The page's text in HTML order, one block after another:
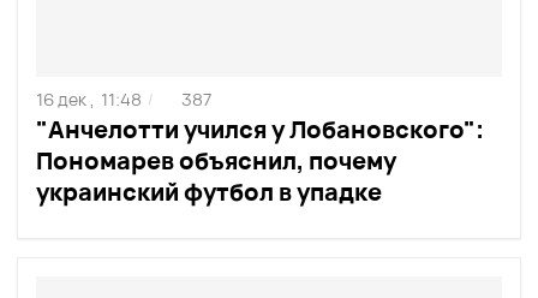
"Анчелотти учился у Лобановского":
Пономарев объяснил, почему
украинский футбол в упадке
16 дек , 11:48 / 387